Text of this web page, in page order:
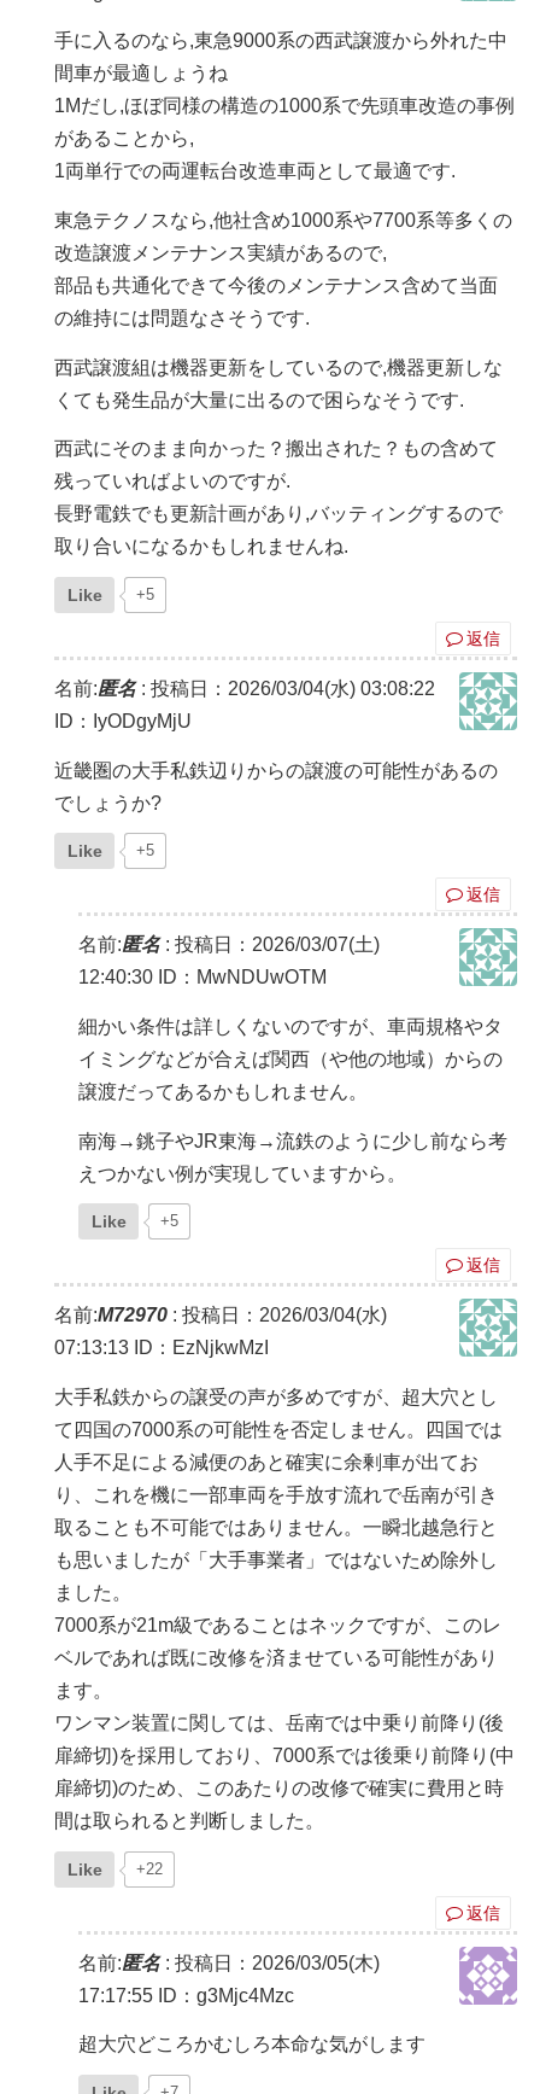
手に入るのなら,東急9000系の西武譲渡から外れた中
間車が最適しょうね
1Mだし,ほぼ同様の構造の1000系で先頭車改造の事例
があることから,
1両単行での両運転台改造車両として最適です.
東急テクノスなら,他社含め1000系や7700系等多くの
改造譲渡メンテナンス実績があるので,
部品も共通化できて今後のメンテナンス含めて当面
の維持には問題なさそうです.
西武譲渡組は機器更新をしているので,機器更新しな
くても発生品が大量に出るので困らなそうです.
西武にそのまま向かった？搬出された？もの含めて
残っていればよいのですが.
長野電鉄でも更新計画があり,バッティングするので
取り合いになるかもしれませんね.
Like +5
返信
名前:匿名: 投稿日：2026/03/04(水) 03:08:22
ID：IyODgyMjU
近畿圏の大手私鉄辺りからの譲渡の可能性があるの
でしょうか?
Like +5
返信
名前:匿名: 投稿日：2026/03/07(土)
12:40:30 ID：MwNDUwOTM
細かい条件は詳しくないのですが、車両規格やタ
イミングなどが合えば関西（や他の地域）からの
譲渡だってあるかもしれません。
南海→銚子やJR東海→流鉄のように少し前なら考
えつかない例が実現していますから。
Like +5
返信
名前:M72970 : 投稿日：2026/03/04(水)
07:13:13 ID：EzNjkwMzI
大手私鉄からの譲受の声が多めですが、超大穴とし
て四国の7000系の可能性を否定しません。四国では
人手不足による減便のあと確実に余剰車が出てお
り、これを機に一部車両を手放す流れで岳南が引き
取ることも不可能ではありません。一瞬北越急行と
も思いましたが「大手事業者」ではないため除外し
ました。
7000系が21m級であることはネックですが、このレ
ベルであれば既に改修を済ませている可能性があり
ます。
ワンマン装置に関しては、岳南では中乗り前降り(後
扉締切)を採用しており、7000系では後乗り前降り(中
扉締切)のため、このあたりの改修で確実に費用と時
間は取られると判断しました。
Like +22
返信
名前:匿名: 投稿日：2026/03/05(木)
17:17:55 ID：g3Mjc4Mzc
超大穴どころかむしろ本命な気がします